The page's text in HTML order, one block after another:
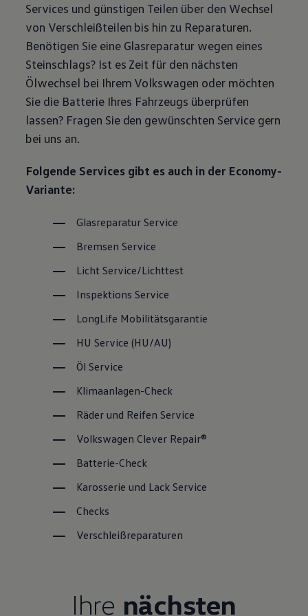
Magazin
Lifestyle
Familie
Elektromobilität
Volkswagen R
Pannen- und Unfallhilfe
Volkswagen Kundenbetreuung
Services und günstigen Teilen über den Wechsel
von Verschleißteilen bis hin zu Reparaturen.
Benötigen Sie eine Glasreparatur wegen eines
Steinschlags? Ist es Zeit für den nächsten
Ölwechsel bei Ihrem Volkswagen oder möchten
Sie die Batterie Ihres Fahrzeugs überprüfen
lassen? Fragen Sie den gewünschten Servicegern
bei uns an.
Folgende Services gibt es auch in der Economy-
Variante:
Glasreparatur Service
Bremsen Service
Licht Service/Lichttest
Inspektions Service
LongLife Mobilitätsgarantie
HU Service (HU/AU)
Öl Service
Klimaanlagen-Check
Räder und Reifen Service
Volkswagen Clever Repair®
Batterie-Check
Karosserie und Lack Service
Checks
Verschleißreparaturen
Ihre nächsten